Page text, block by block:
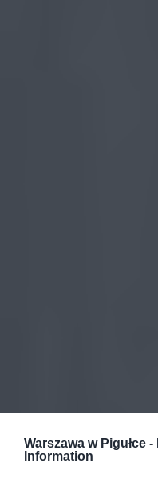
Warszawa w Pigułce -
Information